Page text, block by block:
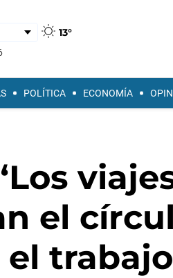
13°
POLÍTICA ECONOMÍA
el